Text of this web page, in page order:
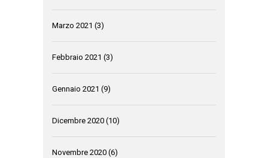
Marzo 2021 (3)
Febbraio 2021 (3)
Gennaio 2021 (9)
Dicembre 2020 (10)
Novembre 2020 (6)